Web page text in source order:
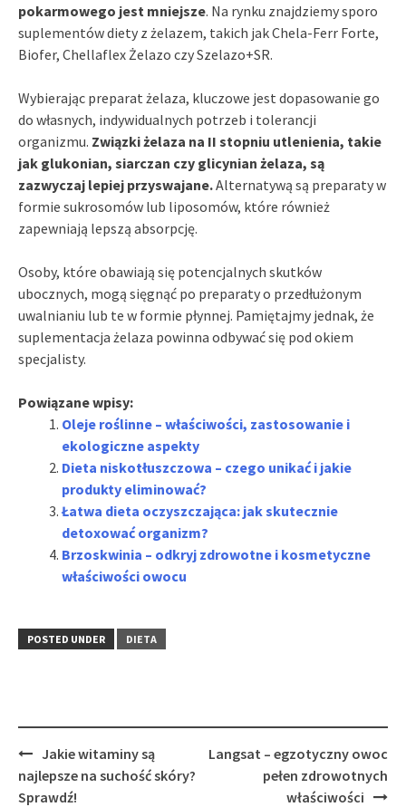
pokarmowego jest mniejsze. Na rynku znajdziemy sporo
suplementów diety z żelazem, takich jak Chela-Ferr Forte,
Biofer, Chellaflex Żelazo czy Szelazo+SR.
Wybierając preparat żelaza, kluczowe jest dopasowanie go
do własnych, indywidualnych potrzeb i tolerancji
organizmu. Związki żelaza na II stopniu utlenienia, takie
jak glukonian, siarczan czy glicynian żelaza, są
zazwyczaj lepiej przyswajane.Alternatywą są preparaty w
formie sukrosomów lub liposomów, które również
zapewniają lepszą absorpcję.
Osoby, które obawiają się potencjalnych skutków
ubocznych, mogą sięgnąć po preparaty o przedłużonym
uwalnianiu lub te w formie płynnej. Pamiętajmy jednak, że
suplementacja żelaza powinna odbywać się pod okiem
specjalisty.
Powiązane wpisy:
Oleje roślinne – właściwości, zastosowanie i
ekologiczne aspekty
Dieta niskotłuszczowa – czego unikać i jakie
produkty eliminować?
Łatwa dieta oczyszczająca: jak skutecznie
detoxować organizm?
Brzoskwinia – odkryj zdrowotne i kosmetyczne
właściwości owocu
POSTED UNDER DIETA
Post
navigation
Jakie witaminy są
najlepsze na suchość skóry?
Sprawdź!
Langsat – egzotyczny owoc
pełen zdrowotnych
właściwości